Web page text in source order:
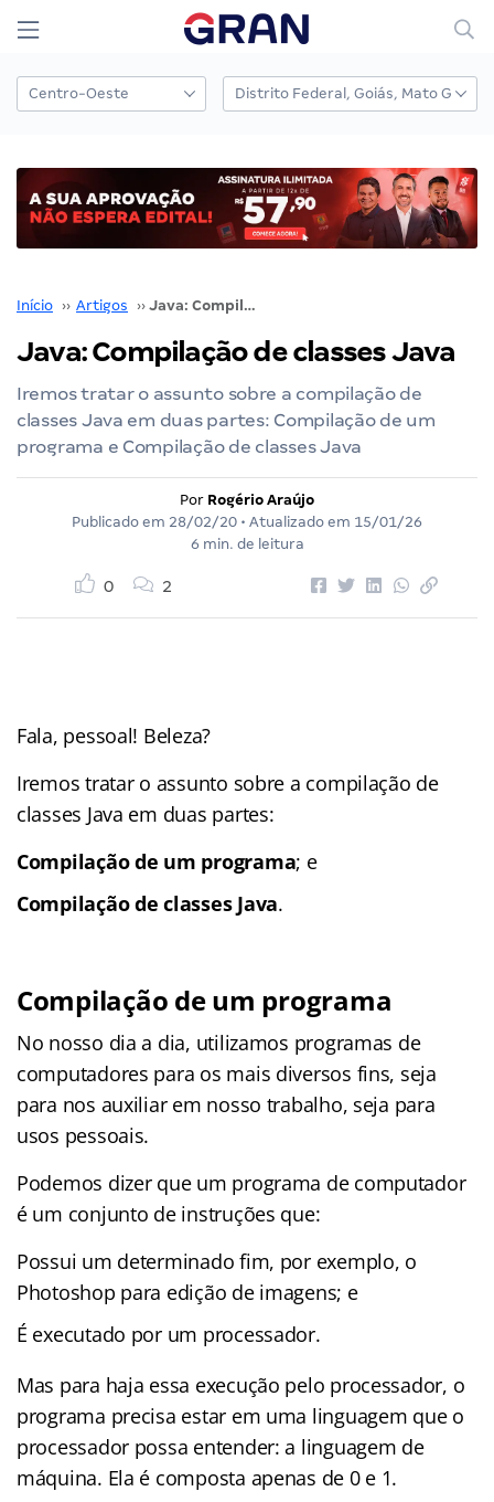
Início ›› Artigos ›› Java: Compilação de classes Java
Java: Compilação de classes Java
Iremos tratar o assunto sobre a compilação de
classes Java em duas partes: Compilação de um
programa e Compilação de classes Java
Por Rogério Araújo
Publicado em 28/02/20 • Atualizado em 15/01/26
6 min. de leitura
0 2
Fala, pessoal! Beleza?
Iremos tratar o assunto sobre a compilação de
classes Java em duas partes:
Compilação de um programa; e
Compilação de classes Java.
Compilação de um programa
No nosso dia a dia, utilizamos programas de
computadores para os mais diversos fins, seja
para nos auxiliar em nosso trabalho, seja para
usos pessoais.
Podemos dizer que um programa de computador
é um conjunto de instruções que:
Possui um determinado fim, por exemplo, o
Photoshop para edição de imagens; e
É executado por um processador.
Mas para haja essa execução pelo processador, o
programa precisa estar em uma linguagem que o
processador possa entender: a linguagem de
máquina. Ela é composta apenas de 0 e 1.